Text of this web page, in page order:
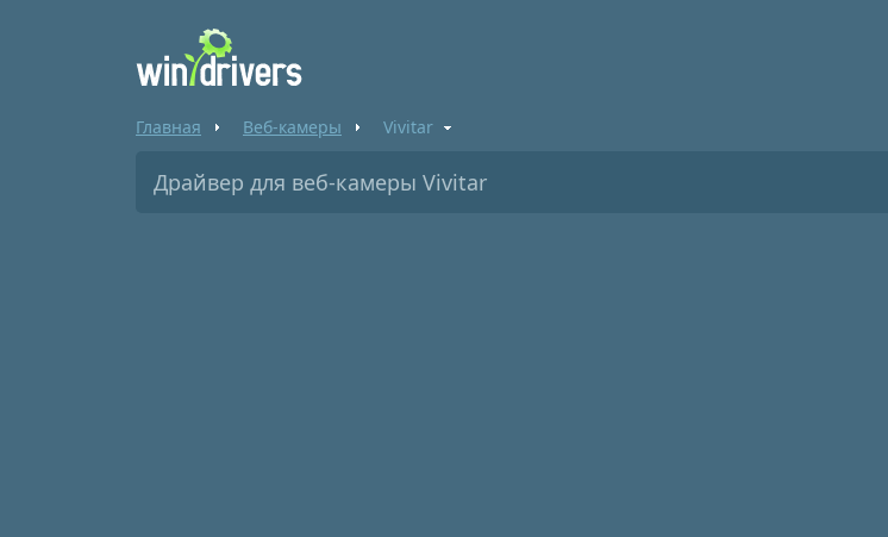
Главная Веб-камеры Vivitar
Драйвер для веб-камеры Vivitar